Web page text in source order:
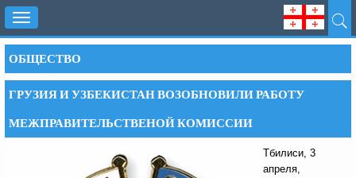
Toggle
navigation
ОБЩЕСТВО
ГРУЗИЯ И УЗБЕКИСТАН ВОЗОБНОВИЛИ РАБОТУ
МЕЖПРАВИТЕЛЬСТВЕНОЙ КОМИССИИ
Тбилиси, 3
апреля,